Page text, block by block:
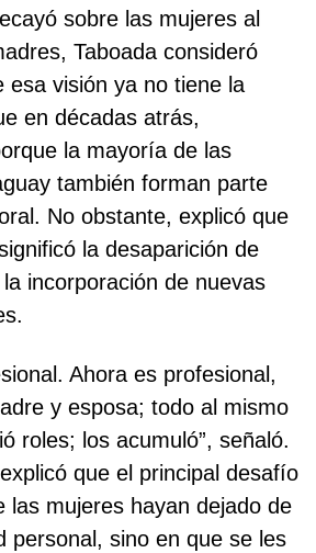
sobre las mujeres al
Taboada consideró
esa visión ya no tiene la
en décadas atrás,
la mayoría de las
también forman parte
No obstante, explicó que
la desaparición de
incorporación de nuevas
Ahora es profesional,
y esposa; todo al mismo
roles; los acumuló”, señaló.
que el principal desafío
las mujeres hayan dejado de
personal, sino en que se les